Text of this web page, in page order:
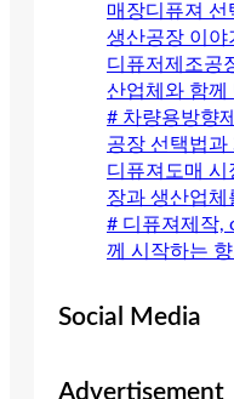
매장디퓨져 선
생산공장 이야
디퓨저제조공
산업체와 함께
# 차량용방향
공장 선택법과
디퓨져도매 시
장과 생산업체
# 디퓨져제작,
께 시작하는
Social Media
Advertisement